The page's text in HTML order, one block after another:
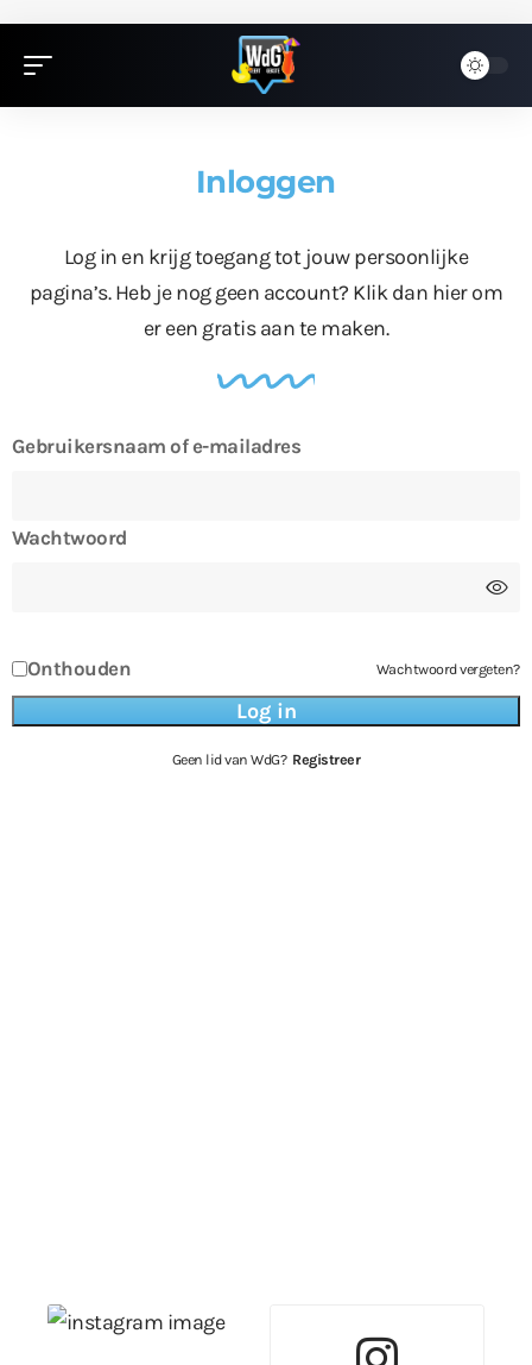
Inloggen
Log in en krijg toegang tot jouw persoonlijke
pagina’s. Heb je nog geen account? Klik dan hierom
er een gratis aan te maken.
Gebruikersnaam of e-mailadres
Wachtwoord
Onthouden Wachtwoord vergeten?
Geen lid van WdG? Registreer